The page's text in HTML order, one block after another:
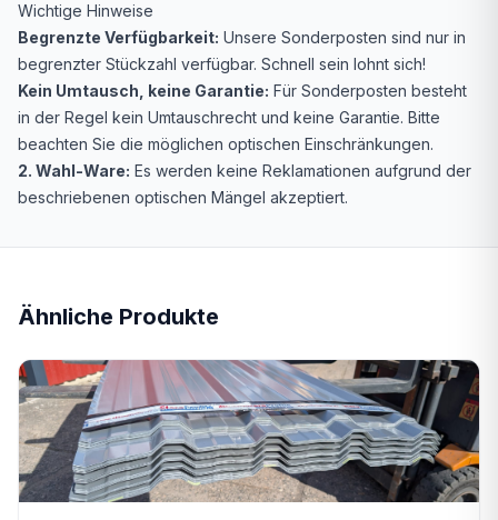
Wichtige Hinweise
Begrenzte Verfügbarkeit: Unsere Sonderposten sind nur in
begrenzter Stückzahl verfügbar. Schnell sein lohnt sich!
Kein Umtausch, keine Garantie: Für Sonderposten besteht
in der Regel kein Umtauschrecht und keine Garantie. Bitte
beachten Sie die möglichen optischen Einschränkungen.
2. Wahl-Ware: Es werden keine Reklamationen aufgrund der
beschriebenen optischen Mängel akzeptiert.
Ähnliche Produkte